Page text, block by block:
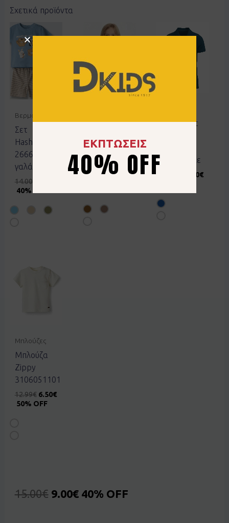
Σχετικά προϊόντα
Βερμούδες
Σετ
Hashtag
266612
γαλάζιο
14.00€
40% OFF
Μπλούζες
basic Joyce
2463951
καφέ
Polo basic
μπλε βιολε
6.00€
Μπλούζες
Μπλούζα
Zippy
3106051101
12.99€ 6.50€
50% OFF
15.00€ 9.00€ 40% OFF
ΕΚΠΤΩΣΕΙΣ
40% OFF